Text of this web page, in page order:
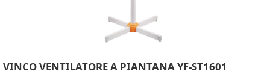
VINCO VENTILATORE A PIANTANA YF-ST1601